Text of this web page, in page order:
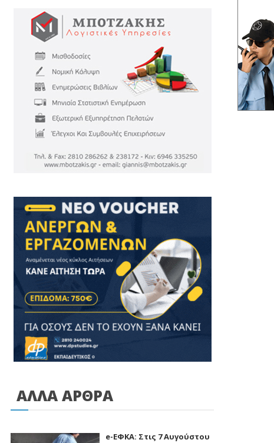
ΑΛΛΑ ΑΡΘΡΑ
e-ΕΦΚΑ: Στις 7 Αυγούστου